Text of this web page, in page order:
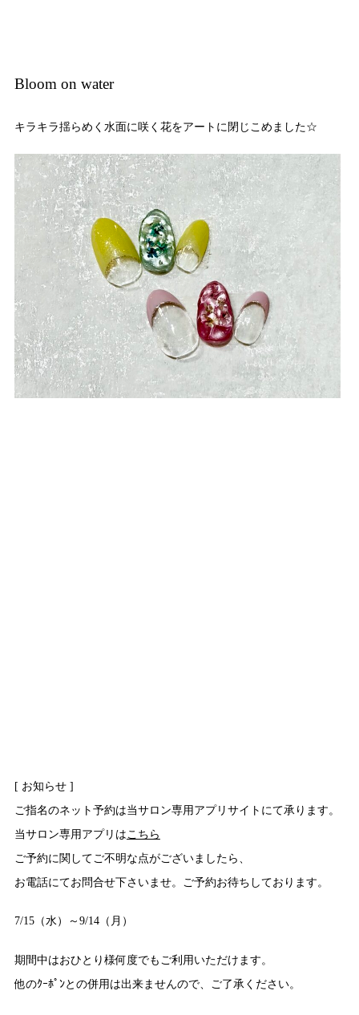
Bloom on water
キラキラ揺らめく水面に咲く花をアートに閉じこめました☆
[ お知らせ ]
ご指名のネット予約は当サロン専用アプリサイトにて承ります。
当サロン専用アプリはこちら
ご予約に関してご不明な点がございましたら、
お電話にてお問合せ下さいませ。ご予約お待ちしております。
7/15（水）～9/14（月）
期間中はおひとり様何度でもご利用いただけます。
他のｸｰﾎﾟﾝとの併用は出来ませんので、ご了承ください。